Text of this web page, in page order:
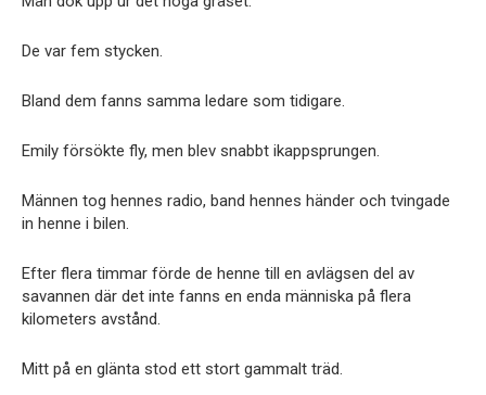
De var fem stycken.
Bland dem fanns samma ledare som tidigare.
Emily försökte fly, men blev snabbt ikappsprungen.
Männen tog hennes radio, band hennes händer och tvingade
in henne i bilen.
Efter flera timmar förde de henne till en avlägsen del av
savannen där det inte fanns en enda människa på flera
kilometers avstånd.
Mitt på en glänta stod ett stort gammalt träd.